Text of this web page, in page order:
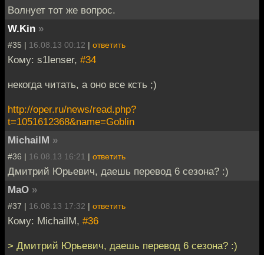
Волнует тот же вопрос.
W.Kin »
#35 | 16.08.13 00:12 | ответить
Кому: s1lenser, #34
некогда читать, а оно все ксть ;)
http://oper.ru/news/read.php?
t=1051612368&name=Goblin
MichailM »
#36 | 16.08.13 16:21 | ответить
Дмитрий Юрьевич, даешь перевод 6 сезона? :)
MaO »
#37 | 16.08.13 17:32 | ответить
Кому: MichailM, #36
> Дмитрий Юрьевич, даешь перевод 6 сезона? :)